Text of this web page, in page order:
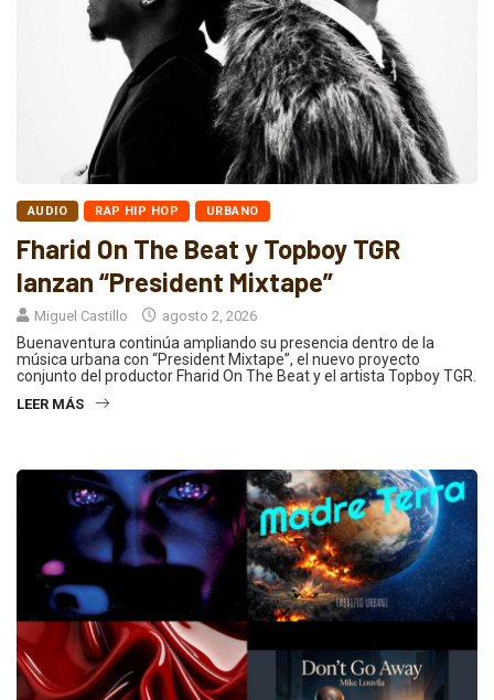
AUDIO RAP HIP HOP URBANO
Fharid On The Beat y Topboy TGR
lanzan “President Mixtape”
Miguel Castillo agosto 2, 2026
Buenaventura continúa ampliando su presencia dentro de la
música urbana con “President Mixtape”, el nuevo proyecto
conjunto del productor Fharid On The Beat y el artista Topboy TGR.
LEER MÁS